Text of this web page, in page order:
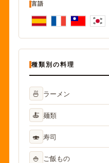
言語
種類別の料理
🍜 ラーメン
🍝 麺類
🍣 寿司
🍚 ご飯もの